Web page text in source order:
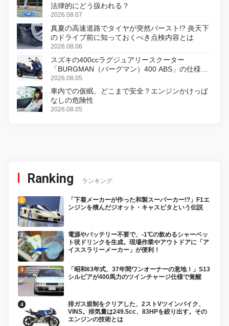
法律的にどう扱われる？
2026.08.07
真夏の高速道路でタイヤが突然バースト!? 炎天下
のドライブ前に知っておくべき点検内容とは
2026.08.06
スズキの400ccラグジュアリースクーター
「BURGMAN（バーグマン）400 ABS」の仕様を
変更し、8月18日に発売
2026.08.05
車内での仮眠、どこまで安全？エンジンかけっぱ
なしの危険性
2026.08.05
Ranking ランキング
「下着メーカーが作った和製スーパーカー!?」F1エ
ンジンを積んだジオット・キャスピタという伝説
電源やバッテリー不要で、-1℃の飲めるシャーベッ
ト状ドリンクを生成。現場作業やアウトドアに「ア
イススラリーメーカー」が便利！
「昭和63年式、37年間ワンオーナーの意地！」S13
シルビアが400馬力のツインチャージ仕様で覚醒
排ガス規制をクリアした、2ストVツインバイク、
VINS。排気量は249.5cc、83HPを絞り出す。その
エンジンの技術とは